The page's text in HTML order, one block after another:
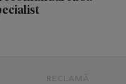
RECLAMĂ